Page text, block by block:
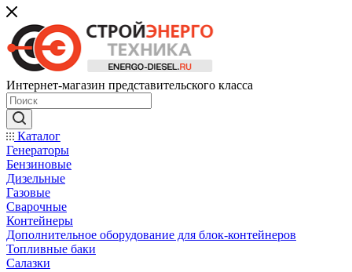
Интернет-магазин представительского класса
Каталог
Генераторы
Бензиновые
Дизельные
Газовые
Сварочные
Контейнеры
Дополнительное оборудование для блок-контейнеров
Топливные баки
Салазки